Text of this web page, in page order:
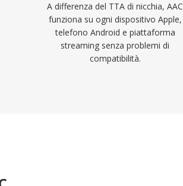
A differenza del TTA di nicchia, AAC
funziona su ogni dispositivo Apple,
telefono Android e piattaforma
streaming senza problemi di
compatibilità.